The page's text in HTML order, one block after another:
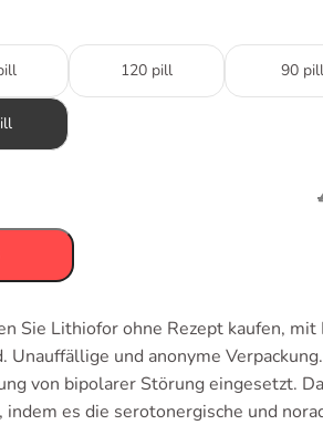
120 pill 90 pill
Sie Lithiofor ohne Rezept kaufen,
Unauffällige und anonyme Verpackung.
von bipolarer Störung eingesetzt.
es die serotonergische und